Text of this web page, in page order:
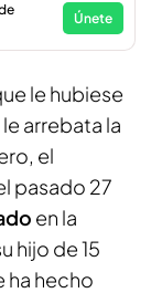
Únete
le hubiese
arrebata la
el
pasado 27
en la
hijo de 15
ha hecho